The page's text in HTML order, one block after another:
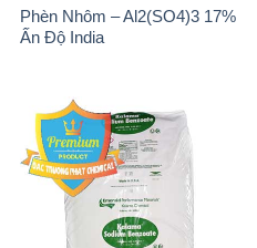
Phèn Nhôm – Al2(SO4)3 17%
Ấn Độ India